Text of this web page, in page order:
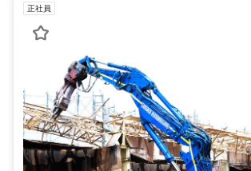
正社員